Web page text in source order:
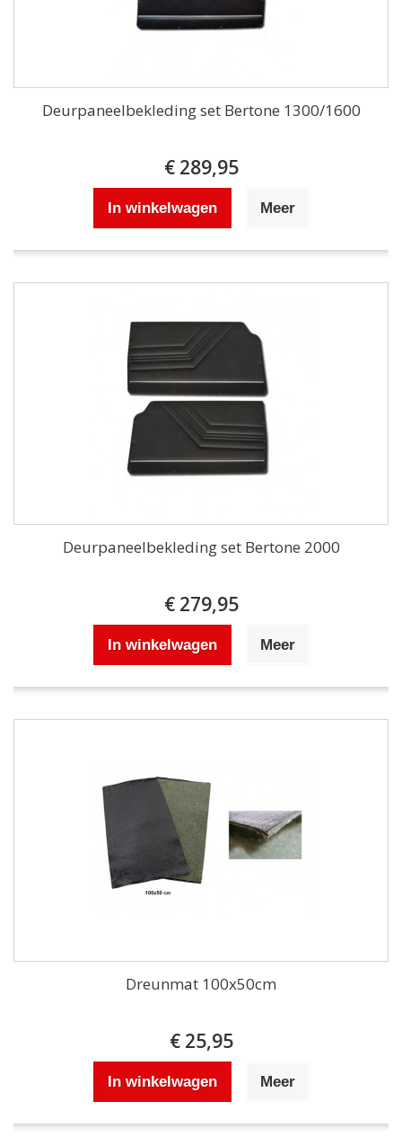
Deurpaneelbekleding set Bertone 1300/1600
€ 289,95
In winkelwagen Meer
Deurpaneelbekleding set Bertone 2000
€ 279,95
In winkelwagen Meer
Dreunmat 100x50cm
€ 25,95
In winkelwagen Meer